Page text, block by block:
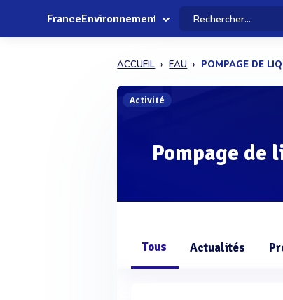
FranceEnvironnement
ACCUEIL EAU POMPAGE DE
Activité
Pompage de
Tous Actualités